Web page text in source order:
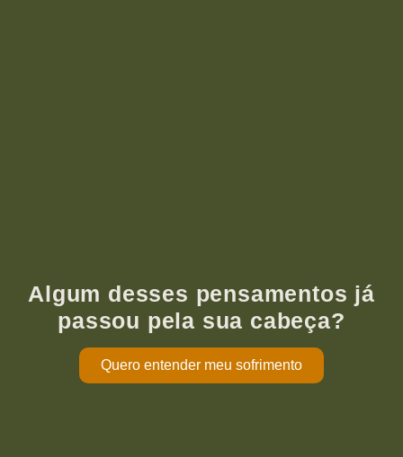
Algum desses pensamentos já
passou pela sua cabeça?
Quero entender meu sofrimento